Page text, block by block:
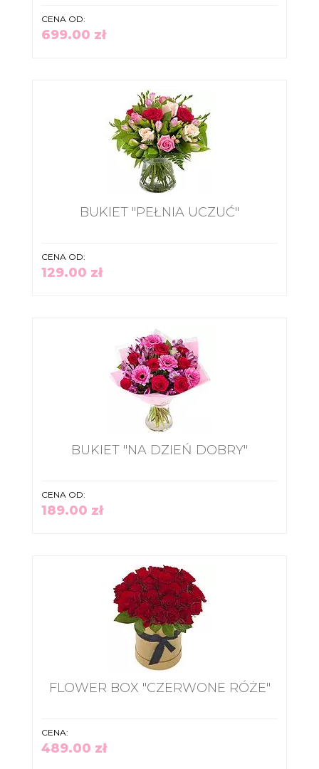
CENA OD:
699.00 zł
BUKIET "PEŁNIA UCZUĆ"
CENA OD:
129.00 zł
BUKIET "NA DZIEŃ DOBRY"
CENA OD:
189.00 zł
FLOWER BOX "CZERWONE RÓŻE"
CENA:
489.00 zł